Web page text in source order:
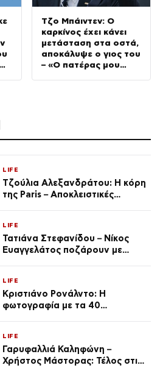
Τζο Μπάιντεν: Ο
καρκίνος έχει κάνει
μετάσταση στα οστά,
αποκάλυψε ο γιος του
– «Ο πατέρας μου
LIFE
Τζούλια Αλεξανδράτου: Η κόρη
της Paris – Αποκλειστικές
LIFE
Τατιάνα Στεφανίδου – Νίκος
Ευαγγελάτος ποζάρουν με
LIFE
Κριστιάνο Ρονάλντο: Η
φωτογραφία με τα 40
εκ. likes
LIFE
Γαρυφαλλιά Καληφώνη –
Χρήστος Μάστορας: Τέλος στις